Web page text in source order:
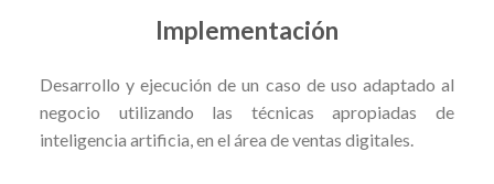
Implementación
Desarrollo y ejecución de un caso de uso adaptado al
negocio utilizando las técnicas apropiadas de
inteligencia artificia, en el área de ventas digitales.